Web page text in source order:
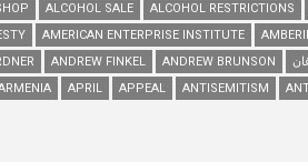
ALCOHOL RESTRICTIONS
ALCOHOL SALE
AMERICAN ENTERPRISE INSTITUTE
ANDREW BRUNSON
ANDREW FINKEL
ANTISEMITISM
APPEAL
APRIL